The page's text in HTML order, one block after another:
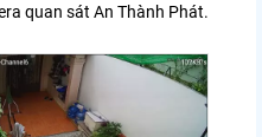
quan sát An Thành Phát.